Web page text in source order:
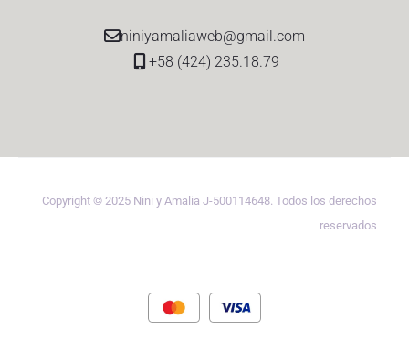
niniyamaliaweb@gmail.com
+58 (424) 235.18.79
Copyright © 2025 Nini y Amalia J-500114648. Todos los derechos
reservados